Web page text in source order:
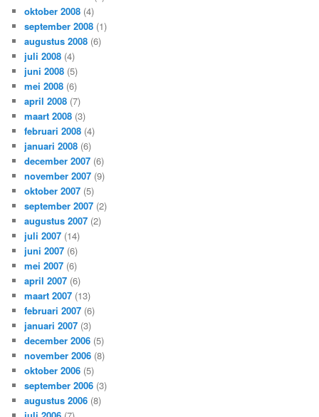
oktober 2008 (4)
september 2008 (1)
augustus 2008 (6)
juli 2008 (4)
juni 2008 (5)
mei 2008 (6)
april 2008 (7)
maart 2008 (3)
februari 2008 (4)
januari 2008 (6)
december 2007 (6)
november 2007 (9)
oktober 2007 (5)
september 2007 (2)
augustus 2007 (2)
juli 2007 (14)
juni 2007 (6)
mei 2007 (6)
april 2007 (6)
maart 2007 (13)
februari 2007 (6)
januari 2007 (3)
december 2006 (5)
november 2006 (8)
oktober 2006 (5)
september 2006 (3)
augustus 2006 (8)